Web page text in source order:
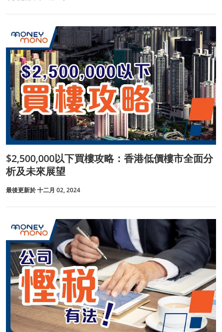
$2,500,000以下買樓攻略：香港低價樓市全面分
析及未來展望
最後更新於 十二月 02, 2024